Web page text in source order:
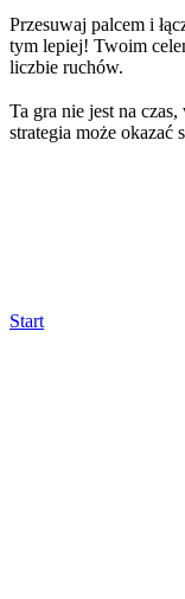
Przesuwaj palcem i
tym lepiej! Twoim
liczbie ruchów.
Ta gra nie jest na
strategia może okazać
Start